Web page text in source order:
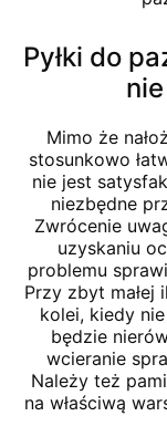
Pyłki do
Mimo że
stosunkowo
nie jest
niezbędne
Zwrócenie
uzyskaniu
problemu
Przy zbyt małej
kolei, kiedy
będzie
wcieranie
Należy też
na właściwą